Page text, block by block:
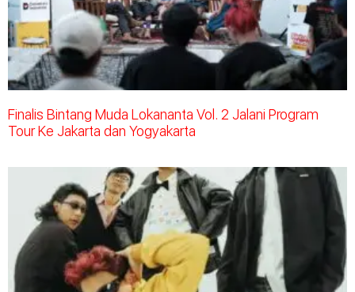
Finalis Bintang Muda Lokananta Vol. 2 Jalani Program
Tour Ke Jakarta dan Yogyakarta